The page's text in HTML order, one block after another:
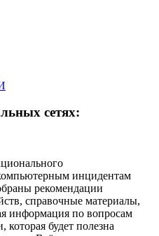
сетях:
инцидентам
рекомендации
справочные материалы,
информация по вопросам
будет полезна